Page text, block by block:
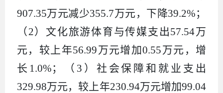
907.35万元减少355.7万元，下降39.2%；
（ 2）文化旅游体育与传媒支出57.54万
元，较上年56.99万元增加0.55万元， 增
长 1.0%；（ 3 ）社会保障和就业支出
329.98万元，较上年230.94万元增加99.04